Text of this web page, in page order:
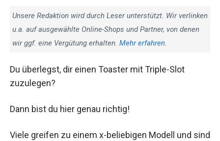
Unsere Redaktion wird durch Leser unterstützt. Wir verlinken
u.a. auf ausgewählte Online-Shops und Partner, von denen
wir ggf. eine Vergütung erhalten. Mehr erfahren.
Du überlegst, dir einen Toaster mit Triple-Slot
zuzulegen?
Dann bist du hier genau richtig!
Viele greifen zu einem x-beliebigen Modell und sind